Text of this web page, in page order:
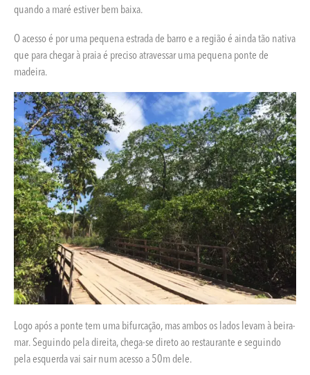
quando a maré estiver bem baixa.
O acesso é por uma pequena estrada de barro e a região é ainda tão nativa
que para chegar à praia é preciso atravessar uma pequena ponte de
madeira.
Logo após a ponte tem uma bifurcação, mas ambos os lados levam à beira-
mar. Seguindo pela direita, chega-se direto ao restaurante e seguindo
pela esquerda vai sair num acesso a 50m dele.